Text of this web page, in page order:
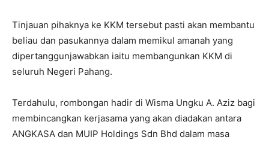
Tinjauan pihaknya ke KKM tersebut pasti akan membantu
beliau dan pasukannya dalam memikul amanah yang
dipertanggunjawabkan iaitu membangunkan KKM di
seluruh Negeri Pahang.
Terdahulu, rombongan hadir di Wisma Ungku A. Aziz bagi
membincangkan kerjasama yang akan diadakan antara
ANGKASA dan MUIP Holdings Sdn Bhd dalam masa